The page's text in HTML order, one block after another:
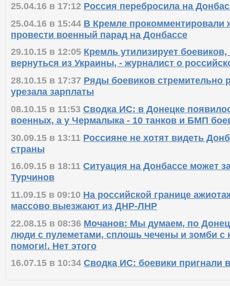
25.04.16 в 17:12 Россия перебросила на
25.04.16 в 15:44 В Кремле прокомментировали
провести военный парад на Донбассе
29.10.15 в 12:05 Кремль утилизирует
вернуться из Украины, - журналист о
28.10.15 в 17:37 Ряды боевиков стремительно
урезала зарплаты
08.10.15 в 11:53 Сводка ИС: в Донецке
военных, а у Чермалыка - 10 танков и БМП
30.09.15 в 13:11 Россияне не хотят видеть
страны
16.09.15 в 18:11 Ситуация на Донбассе может
Турчинов
11.09.15 в 09:10 На российской границе
массово выезжают из ДНР-ЛНР
22.08.15 в 08:36 Мочанов: Мы думаем, по
люди с пулеметами, сплошь чечены и зомби с
помоги!. Нет этого
16.07.15 в 10:34 Сводка ИС: боевики пригнали